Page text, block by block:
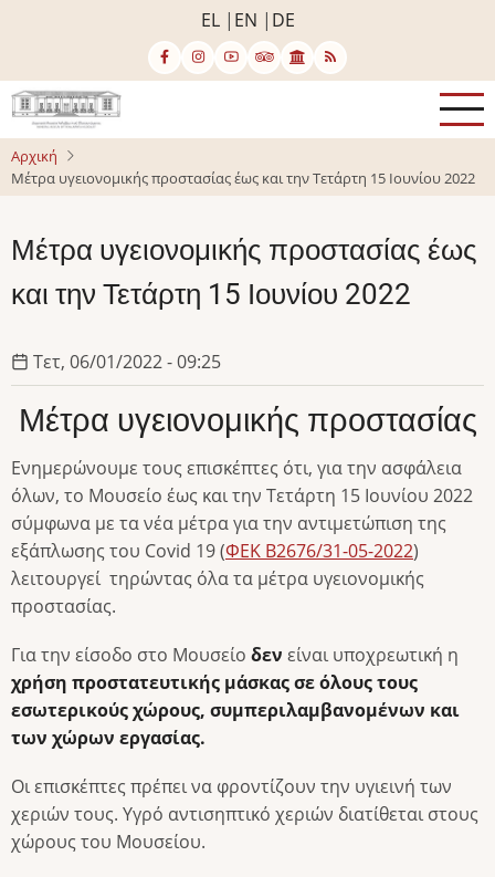
κυρίως
περιεχόμενο
EL EN DE
Αρχική
Μέτρα υγειονομικής προστασίας έως και την Τετάρτη 15 Ιουνίου 2022
Μέτρα υγειονομικής προστασίας έως
και την Τετάρτη 15 Ιουνίου 2022
Τετ, 06/01/2022 - 09:25
Μέτρα υγειονομικής προστασίας
Ενημερώνουμε τους επισκέπτες ότι, για την ασφάλεια
όλων, το Μουσείο έως και την Τετάρτη 15 Ιουνίου 2022
σύμφωνα με τα νέα μέτρα για την αντιμετώπιση της
εξάπλωσης του Covid 19 (ΦΕΚ Β2676/31-05-2022)
λειτουργεί τηρώντας όλα τα μέτρα υγειονομικής
προστασίας.
Για την είσοδο στο Μουσείο δεν είναι υποχρεωτική η
χρήση προστατευτικής μάσκας σε όλους τους
εσωτερικούς χώρους, συμπεριλαμβανομένων και
των χώρων εργασίας.
Οι επισκέπτες πρέπει να φροντίζουν την υγιεινή των
χεριών τους. Υγρό αντισηπτικό χεριών διατίθεται στους
χώρους του Μουσείου.